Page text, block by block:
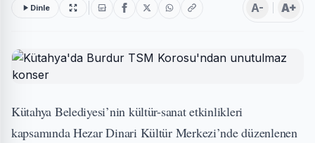
Dinle A- A+
Kütahya Belediyesi’nin kültür-sanat etkinlikleri
kapsamında Hezar Dinari Kültür Merkezi’nde düzenlenen